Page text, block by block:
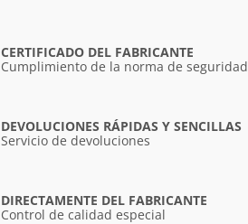
CERTIFICADO DEL FABRICANTE
Cumplimiento de la norma de seguridad
DEVOLUCIONES RÁPIDAS Y SENCILLAS
Servicio de devoluciones
DIRECTAMENTE DEL FABRICANTE
Control de calidad especial